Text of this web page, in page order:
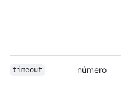
timeout número